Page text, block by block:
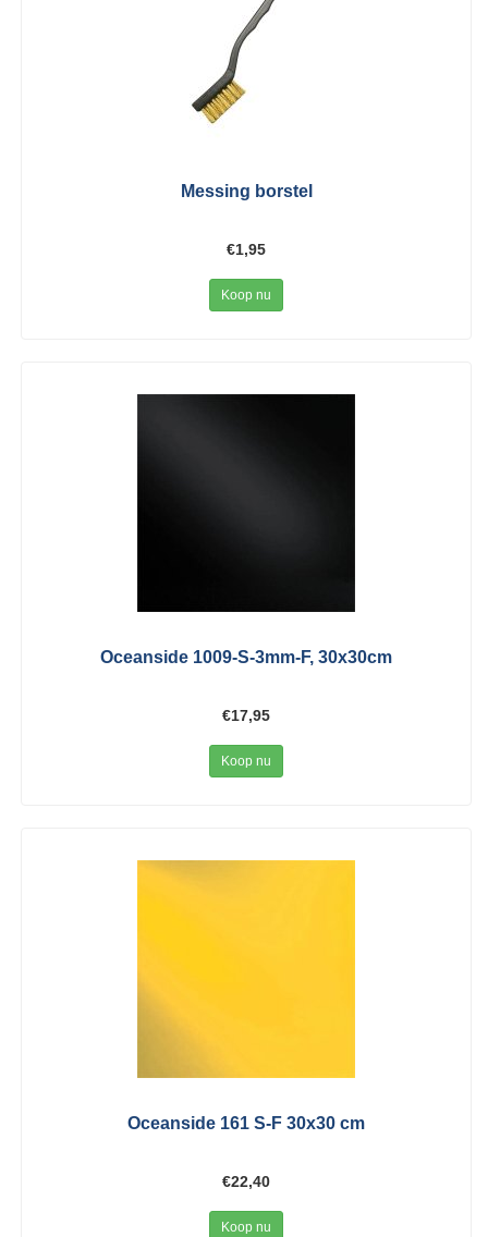
Messing borstel
€1,95
Koop nu
Oceanside 1009-S-3mm-F, 30x30cm
€17,95
Koop nu
Oceanside 161 S-F 30x30 cm
€22,40
Koop nu